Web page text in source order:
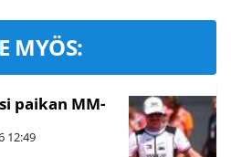
MYÖS:
paikan MM-
12:49